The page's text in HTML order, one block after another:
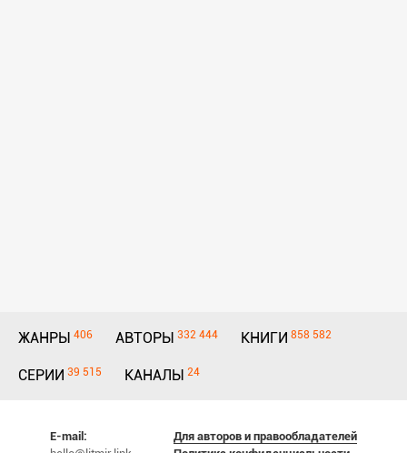
ЖАНРЫ 406 АВТОРЫ 332 444 КНИГИ 858 582
СЕРИИ 39 515 КАНАЛЫ 24
E-mail:
Для авторов и правообладателей